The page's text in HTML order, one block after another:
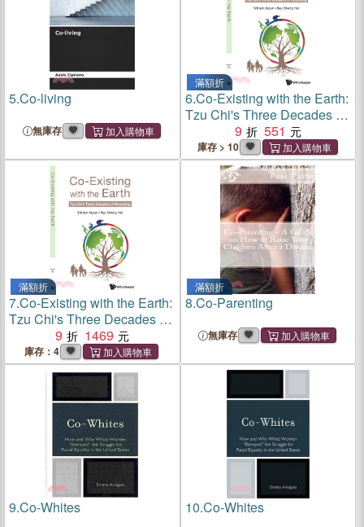
5.Co-living
無庫存
滿額折
6.Co-Existing with the Earth:
Tzu Chi's Three Decades of
Recycling
9 551
庫存 > 10
滿額折
7.Co-Existing with the Earth:
Tzu Chi's Three Decades of
Recycling
9 1469
庫存：4
滿額折
8.Co-Parenting
無庫存
9.Co-Whites 10.Co-Whites